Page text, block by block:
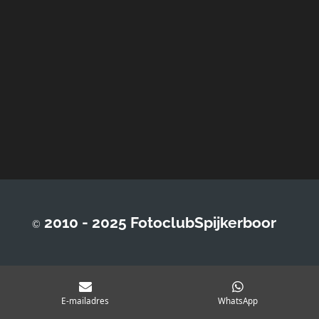
© 2010 - 2025 FotoclubSpijkerboor
E-mailadres WhatsApp